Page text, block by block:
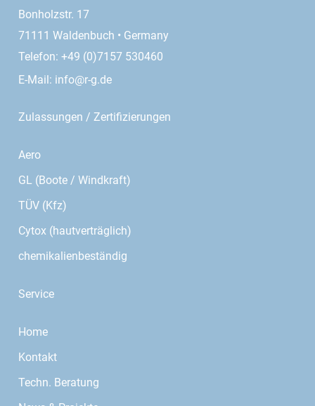
Bonholzstr. 17
71111 Waldenbuch • Germany
Telefon: +49 (0)7157 530460
E-Mail: info@r-g.de
Zulassungen / Zertifizierungen
Aero
GL (Boote / Windkraft)
TÜV (Kfz)
Cytox (hautverträglich)
chemikalienbeständig
Service
Home
Kontakt
Techn. Beratung